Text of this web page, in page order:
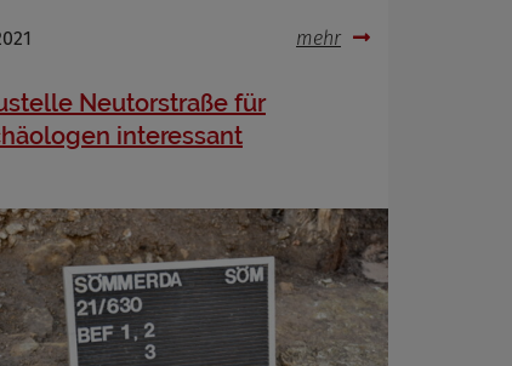
mehr
Neutorstraße für
interessant